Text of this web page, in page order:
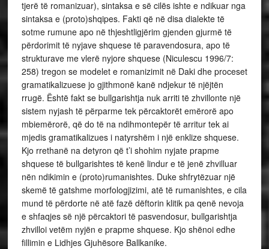
tjerë të romanizuar), sintaksa e së cilës ishte e ndikuar nga
sintaksa e (proto)shqipes. Fakti që në disa dialekte të
sotme rumune apo në thjeshtligjërim gjenden gjurmë të
përdorimit të nyjave shquese të paravendosura, apo të
strukturave me vlerë nyjore shquese (Niculescu 1996/7:
258) tregon se modelet e romanizimit në Daki dhe proceset
gramatikalizuese jo gjithmonë kanë ndjekur të njëjtën
rrugë. Është fakt se bullgarishtja nuk arriti të zhvillonte një
sistem nyjash të përparme tek përcaktorët emërorë apo
mbiemërorë, që do të na ndihmontepër të arritur tek ai
mjedis gramatikalizues i natyrshëm i një enklize shquese.
Kjo rrethanë na detyron që t’i shohim nyjate prapme
shquese të bullgarishtes të kenë lindur e të jenë zhvilluar
nën ndikimin e (proto)rumanishtes. Duke shfrytëzuar një
skemë të gatshme morfologjizimi, atë të rumanishtes, e cila
mund të përdorte në atë fazë dëftorin klitik pa qenë nevoja
e shfaqjes së një përcaktori të pasvendosur, bullgarishtja
zhvilloi vetëm nyjën e prapme shquese. Kjo shënoi edhe
fillimin e Lidhjes Gjuhësore Ballkanike.